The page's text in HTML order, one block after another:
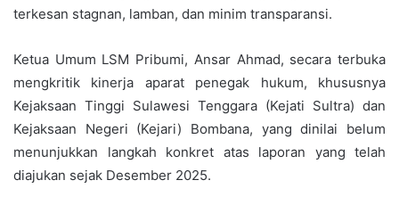
terkesan stagnan, lamban, dan minim transparansi.
Ketua Umum LSM Pribumi, Ansar Ahmad, secara terbuka
mengkritik kinerja aparat penegak hukum, khususnya
Kejaksaan Tinggi Sulawesi Tenggara (Kejati Sultra) dan
Kejaksaan Negeri (Kejari) Bombana, yang dinilai belum
menunjukkan langkah konkret atas laporan yang telah
diajukan sejak Desember 2025.